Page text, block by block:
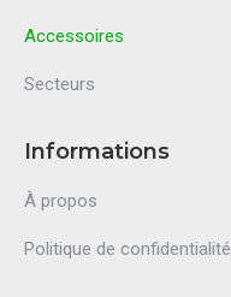
Accessoires
Secteurs
Informations
À propos
Politique de confidentialité